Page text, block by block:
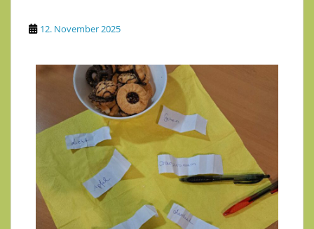
12. November 2025